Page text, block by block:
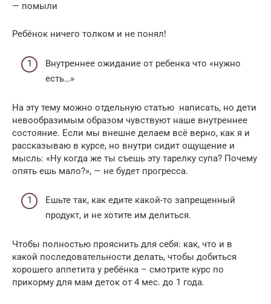
— помыли
Ребёнок ничего толком и не понял!
Внутреннее ожидание от ребенка что «нужно
есть…»
На эту тему можно отдельную статью написать, но дети
невообразимым образом чувствуют наше внутреннее
состояние. Если мы внешне делаем всё верно, как я и
рассказываю в курсе, но внутри сидит ощущение и
мысль: «Ну когда же ты съешь эту тарелку супа? Почему
опять ешь мало?», — не будет прогресса.
Ешьте так, как едите какой-то запрещенный
продукт, и не хотите им делиться.
Чтобы полностью прояснить для себя: как, что и в
какой последовательности делать, чтобы добиться
хорошего аппетита у ребёнка – смотрите курс по
прикорму для мам деток от 4 мес. до 1 года.